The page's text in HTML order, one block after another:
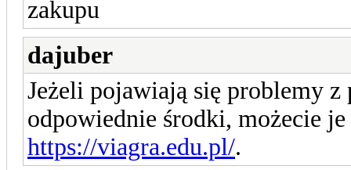
zakupu
dajuber
Jeżeli pojawiają się problemy
odpowiednie środki, możecie
https://viagra.edu.pl/.